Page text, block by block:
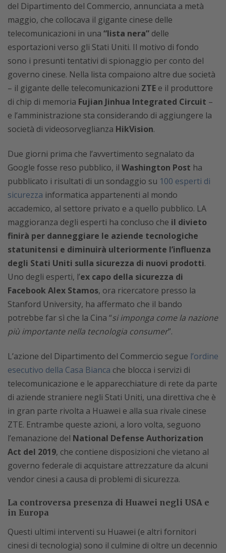
del Dipartimento del Commercio, annunciata a metà
maggio, che collocava il gigante cinese delle
telecomunicazioni in una “lista nera” delle
esportazioni verso gli Stati Uniti. Il motivo di fondo
sono i presunti tentativi di spionaggio per conto del
governo cinese. Nella lista compaiono altre due società
– il gigante delle telecomunicazioni ZTE e il produttore
di chip di memoria Fujian Jinhua Integrated Circuit –
e l’amministrazione sta considerando di aggiungere la
società di videosorveglianza HikVision.
Due giorni prima che l’avvertimento segnalato da
Google fosse reso pubblico, il Washington Post ha
pubblicato i risultati di un sondaggio su 100 esperti di
sicurezza informatica appartenenti al mondo
accademico, al settore privato e a quello pubblico. LA
maggioranza degli esperti ha concluso che il divieto
finirà per danneggiare le aziende tecnologiche
statunitensi e diminuirà ulteriormente l’influenza
degli Stati Uniti sulla sicurezza di nuovi prodotti.
Uno degli esperti, l’ex capo della sicurezza di
Facebook Alex Stamos, ora ricercatore presso la
Stanford University, ha affermato che il bando
potrebbe far sì che la Cina “si imponga come la nazione
più importante nella tecnologia consumer”.
L’azione del Dipartimento del Commercio segue l’ordine
esecutivo della Casa Bianca che blocca i servizi di
telecomunicazione e le apparecchiature di rete da parte
di aziende straniere negli Stati Uniti, una direttiva che è
in gran parte rivolta a Huawei e alla sua rivale cinese
ZTE. Entrambe queste azioni, a loro volta, seguono
l’emanazione del National Defense Authorization
Act del 2019, che contiene disposizioni che vietano al
governo federale di acquistare attrezzature da alcuni
vendor cinesi a causa di problemi di sicurezza.
La controversa presenza di Huawei negli USA e
in Europa
Questi ultimi interventi su Huawei (e altri fornitori
cinesi di tecnologia) sono il culmine di oltre un decennio